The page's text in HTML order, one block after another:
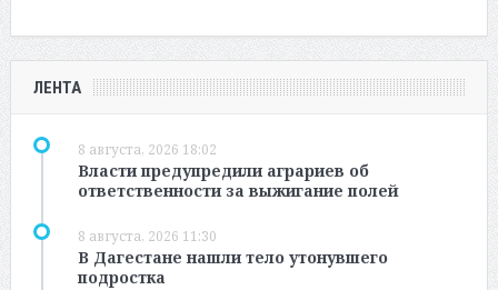
ЛЕНТА
8 августа, 2026 18:02
Власти предупредили аграриев об
ответственности за выжигание полей
8 августа, 2026 11:30
В Дагестане нашли тело утонувшего
подростка